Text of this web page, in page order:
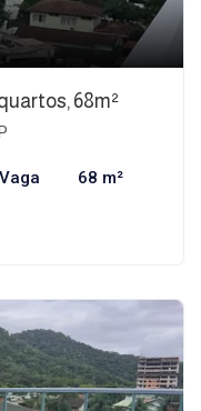
68m²
68 m²